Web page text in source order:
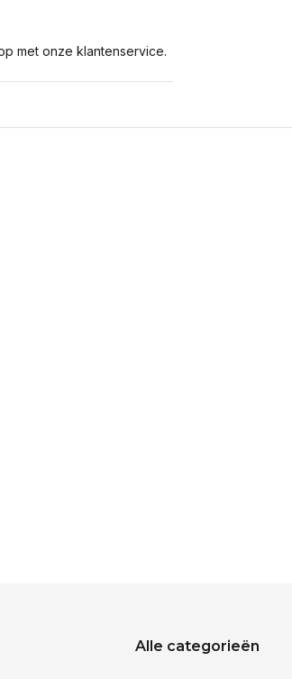
met onze klantenservice.
Alle categorieën